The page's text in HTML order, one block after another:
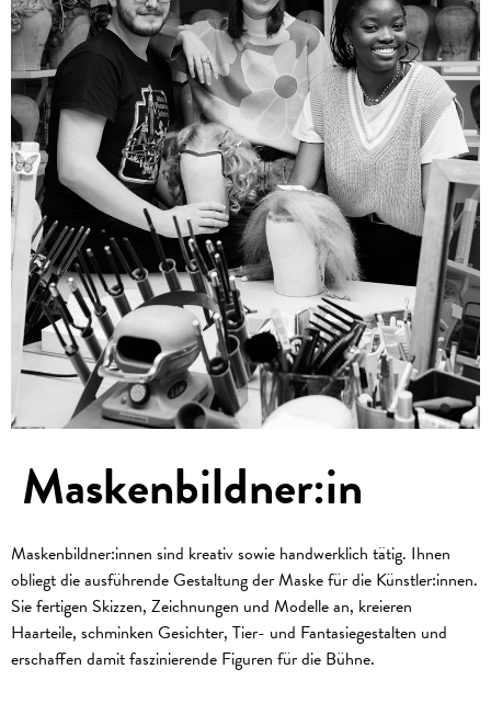
Maskenbildner:in
Maskenbildner:innen sind kreativ sowie handwerklich tätig. Ihnen
obliegt die ausführende Gestaltung der Maske für die Künstler:innen.
Sie fertigen Skizzen, Zeichnungen und Modelle an, kreieren
Haarteile, schminken Gesichter, Tier- und Fantasiegestalten und
erschaffen damit faszinierende Figuren für die Bühne.